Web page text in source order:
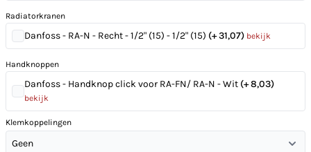
Radiatorkranen
Danfoss - RA-N - Recht - 1/2" (15) - 1/2" (15) (+ 31,07) bekijk
Handknoppen
Danfoss - Handknop click voor RA-FN/ RA-N - Wit (+ 8,03)
bekijk
Klemkoppelingen
Geen